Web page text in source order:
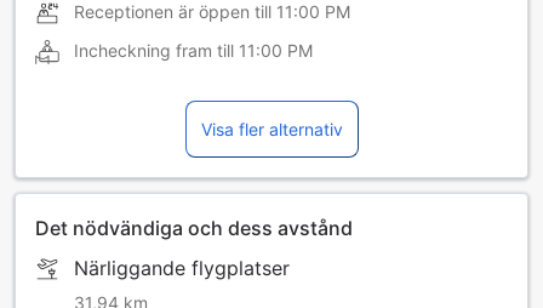
Receptionen är öppen till 11:00 PM
Incheckning fram till 11:00 PM
Visa fler alternativ
Det nödvändiga och dess avstånd
Närliggande flygplatser
31,94 km